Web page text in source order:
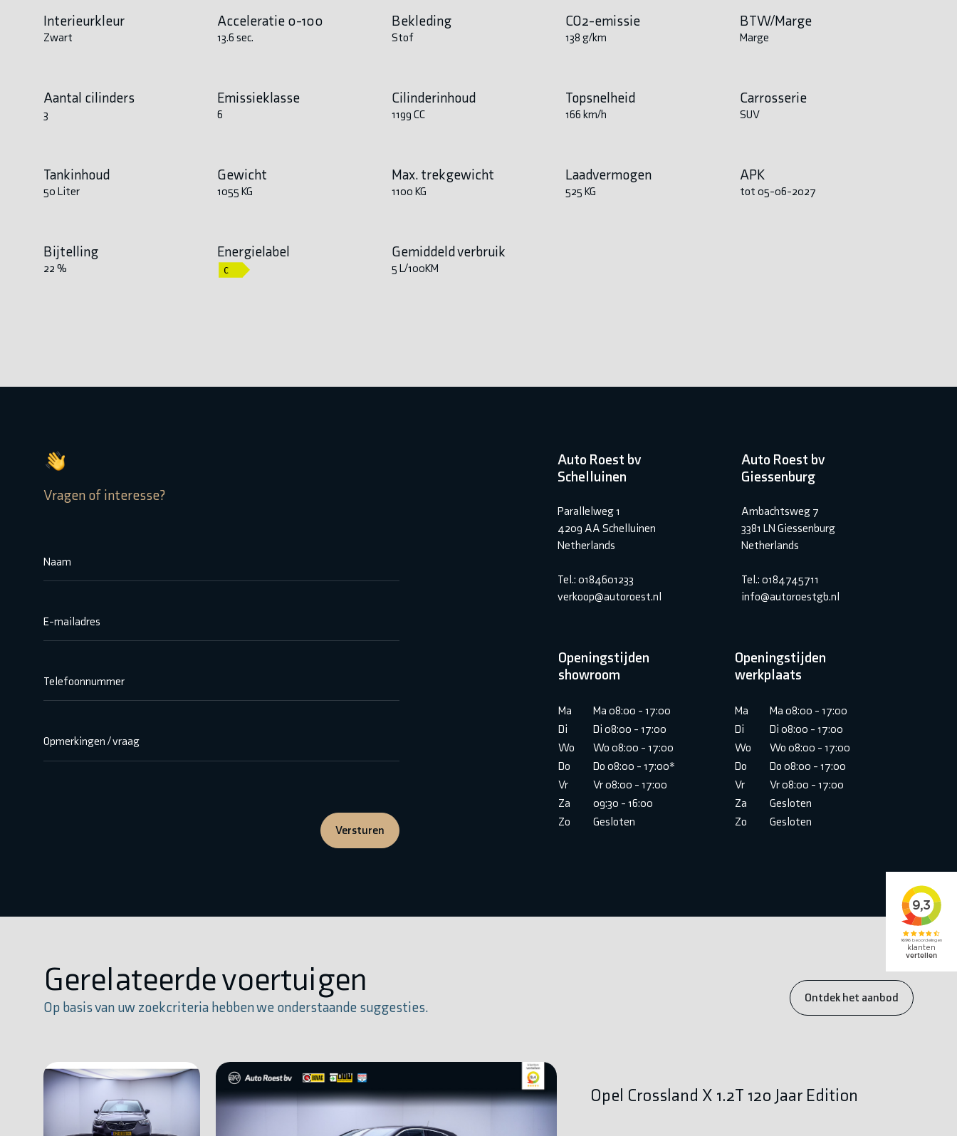
Interieurkleur
Zwart
Acceleratie 0-100
13.6 sec.
Bekleding
Stof
CO2-emissie
138 g/km
BTW/Marge
Marge
Aantal cilinders
3
Emissieklasse
6
Cilinderinhoud
1199 CC
Topsnelheid
166 km/h
Carrosserie
SUV
Tankinhoud
50 Liter
Gewicht
1055 KG
Max. trekgewicht
1100 KG
Laadvermogen
525 KG
APK
tot 05-06-2027
Bijtelling
22 %
Energielabel Gemiddeld verbruik
5 L/100KM
Vragen of interesse?
Naam
E-mailadres
Telefoonnummer
Opmerkingen / vraag
Versturen
Auto Roest bv
Schelluinen
Parallelweg 1
4209 AA Schelluinen
Netherlands
Tel.: 0184601233
verkoop@autoroest.nl
Auto Roest bv
Giessenburg
Ambachtsweg 7
3381 LN Giessenburg
Netherlands
Tel.: 0184745711
info@autoroestgb.nl
Openingstijden
showroom
Ma
Ma 08:00 - 17:00
Di
Di 08:00 - 17:00
Wo
Wo 08:00 - 17:00
Do
Do 08:00 - 17:00*
Vr
Vr 08:00 - 17:00
Za
09:30 - 16:00
Zo
Gesloten
Openingstijden
werkplaats
Ma
Ma 08:00 - 17:00
Di
Di 08:00 - 17:00
Wo
Wo 08:00 - 17:00
Do
Do 08:00 - 17:00
Vr
Vr 08:00 - 17:00
Za
Gesloten
Zo
Gesloten
Gerelateerde voertuigen
Op basis van uw zoekcriteria hebben we onderstaande suggesties.
Ontdek het aanbod
Opel Crossland X 1.2T 120 Jaar Edition